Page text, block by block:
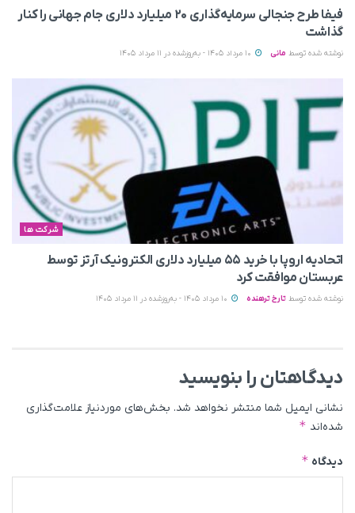
فیفا طرح جنجالی سرمایه‌گذاری ۲۰ میلیارد دلاری جام جهانی را کنار
گذاشت
نوشته شده توسط مانی
شرکت ها
اتحادیه اروپا با خرید ۵۵ میلیارد دلاری الکترونیک آرتز توسط
عربستان موافقت کرد
نوشته شده توسط تارخ ترهنده
دیدگاهتان را بنویسید
نشانی ایمیل شما منتشر نخواهد شد. بخش‌های موردنیاز علامت‌گذاری
شده‌اند *
دیدگاه *